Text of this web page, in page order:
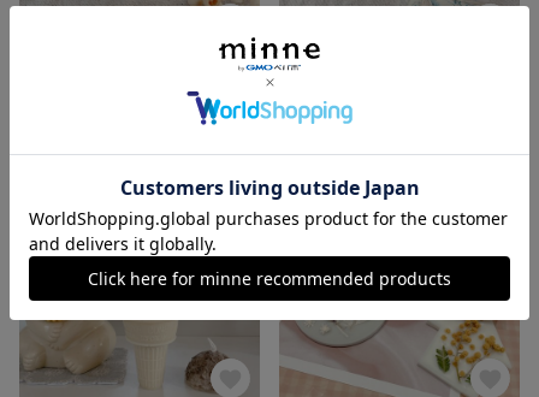
オリジナル手毬 セット（blue）
720円
SOLD OUT